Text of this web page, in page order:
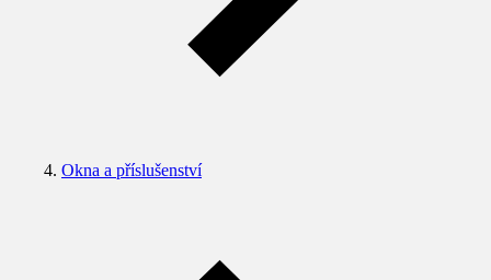
Okna a příslušenství